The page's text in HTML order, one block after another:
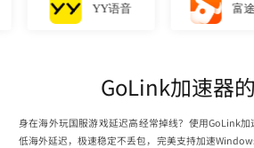
YY语音 富途牛牛
GoLink加速器
身在海外玩国服游戏延迟高经常掉线？使用GoLink
低海外延迟，极速稳定不丢包，完美支持加速